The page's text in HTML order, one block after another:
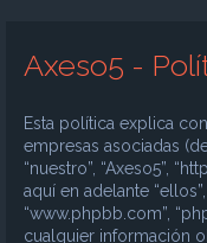
Axeso5 -
Esta política explica
empresas asociadas
“nuestro”, “Axeso5”,
aquí en adelante “ellos”,
“www.phpbb.com”,
cualquier información